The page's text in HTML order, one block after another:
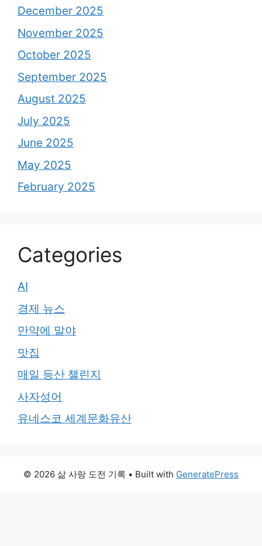
December 2025
November 2025
October 2025
September 2025
August 2025
July 2025
June 2025
May 2025
February 2025
Categories
AI
경제 뉴스
만약에 말야
맛집
매일 등산 챌린지
사자성어
유네스코 세계문화유산
© 2026 삶 사랑 도전 기록 • Built with GeneratePress